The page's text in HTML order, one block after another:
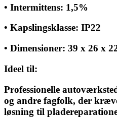
• Intermittens: 1,5%
• Kapslingsklasse: IP22
• Dimensioner: 39 x 26 x
Ideel til:
Professionelle
og andre fagfolk, der
løsning til